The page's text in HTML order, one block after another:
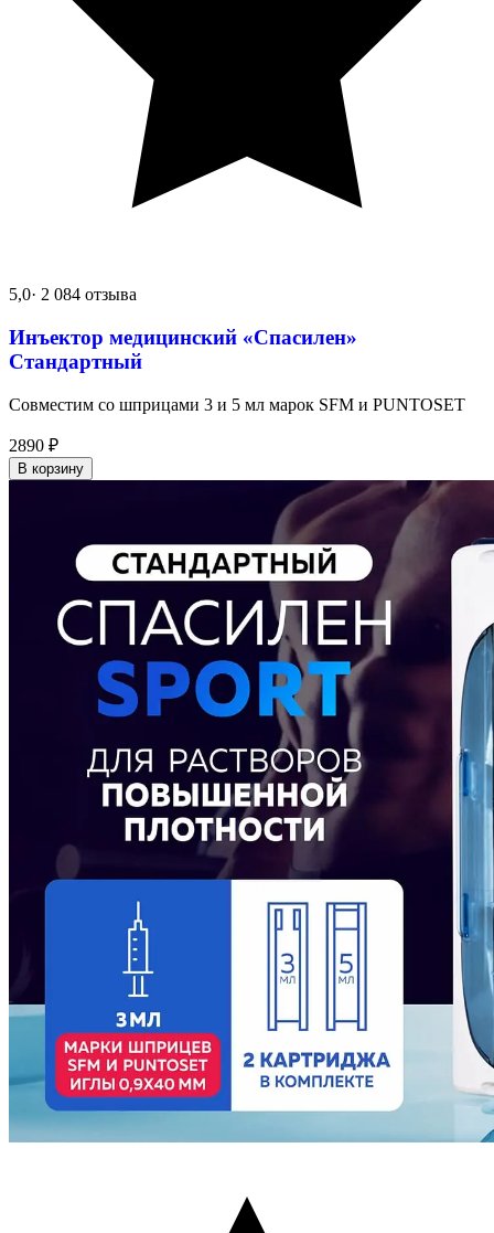
5,0· 2 084 отзыва
Инъектор медицинский «Спасилен»
Стандартный
Совместим со шприцами 3 и 5 мл марок SFM и PUNTOSET
2890 ₽
В корзину